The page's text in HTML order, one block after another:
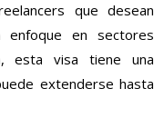
que desean
en sectores
esta visa tiene una
extenderse hasta